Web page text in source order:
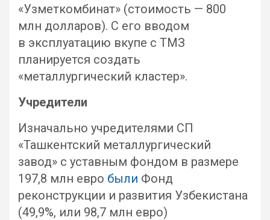
«Узметкомбинат» (стоимость — 800
млн долларов). С его вводом
в эксплуатацию вкупе с ТМЗ
планируется создать
«металлургический кластер».
Учредители
Изначально учредителями СП
«Ташкентский металлургический
завод» с уставным фондом в размере
197,8 млн евро были Фонд
реконструкции и развития Узбекистана
(49,9%, или 98,7 млн евро)